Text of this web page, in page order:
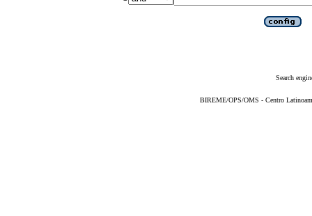
Search
BIREME/OPS/OMS - Centro